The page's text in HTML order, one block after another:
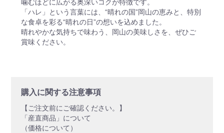
噛むほどに広がる奥深いコクが特徴です。
「ハレ」という言葉には、“晴れの国”岡山の恵みと、特別
な食卓を彩る“晴れの日”の想いを込めました。
晴れやかな気持ちで味わう、岡山の美味しさを、ぜひご
賞味ください。
購入に関する注意事項
【ご注文前にご確認ください。】
「産直商品」について
（価格について）